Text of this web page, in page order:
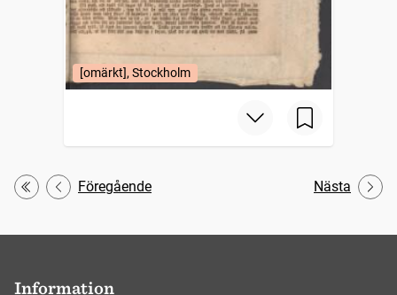
[omärkt], Stockholm
Första
Föregående Nästa
Information